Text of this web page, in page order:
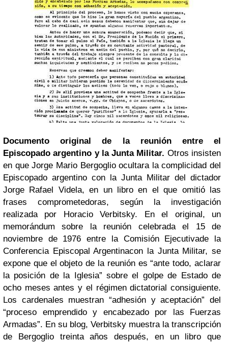
Documento original de la reunión entre el
Episcopado argentino y la Junta Militar. Otros insisten
en que Jorge Mario Bergoglio ocultara la complicidad del
Episcopado argentino con la Junta Militar del dictador
Jorge Rafael Videla, en un libro en el que omitió las
frases comprometedoras, según la investigación
realizada por Horacio Verbitsky. En el original, un
memorándum sobre la reunión celebrada el 15 de
noviembre de 1976 entre la Comisión Ejecutivade la
Conferencia Episcopal Argentinacon la Junta Militar, se
expone que el objeto de la reunión es “ante todo, aclarar
la posición de la Iglesia” sobre el golpe de Estado de
ocho meses antes y el régimen dictatorial consiguiente.
Los cardenales muestran “adhesión y aceptación” del
“proceso emprendido y encabezado por las Fuerzas
Armadas”. En su blog, Verbitsky muestra la transcripción
de Bergoglio treinta años después, en un libro que